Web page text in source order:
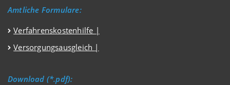
Amtliche Formulare:
Verfahrenskostenhilfe |
Versorgungsausgleich |
Download (*.pdf):